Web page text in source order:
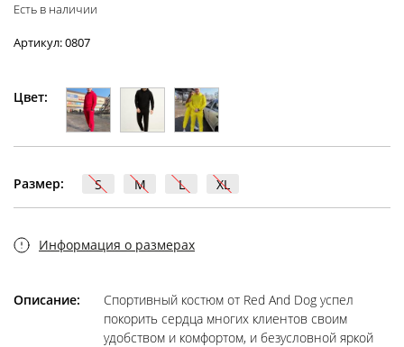
Есть в наличии
Артикул: 0807
Цвет:
Размер: S M L XL
Информация о размерах
Описание:
Спортивный костюм от Red And Dog успел
покорить сердца многих клиентов своим
удобством и комфортом, и безусловной яркой